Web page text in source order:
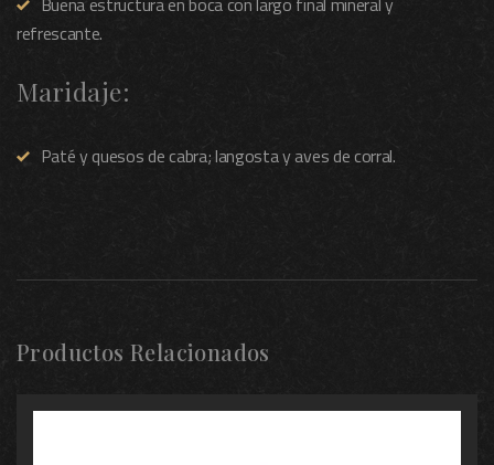
refrescante.
Maridaje:
Paté y quesos de cabra; langosta y aves de corral.
Productos Relacionados